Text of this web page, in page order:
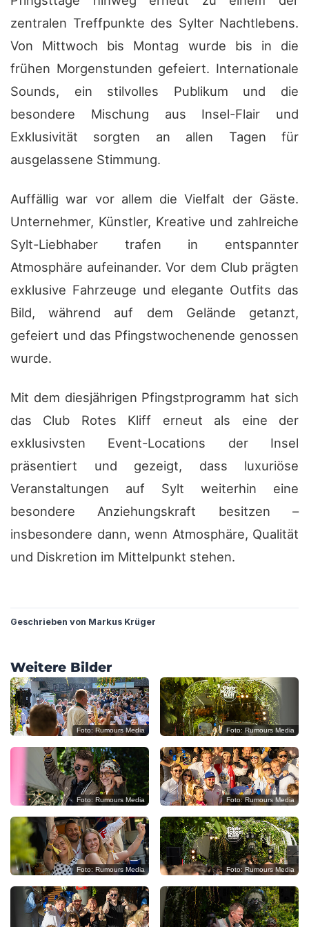
zentralen Treffpunkte des Sylter Nachtlebens.
Von Mittwoch bis Montag wurde bis in die
frühen Morgenstunden gefeiert. Internationale
Sounds, ein stilvolles Publikum und die
besondere Mischung aus Insel-Flair und
Exklusivität sorgten an allen Tagen für
ausgelassene Stimmung.
Auffällig war vor allem die Vielfalt der Gäste.
Unternehmer, Künstler, Kreative und zahlreiche
Sylt-Liebhaber trafen in entspannter
Atmosphäre aufeinander. Vor dem Club prägten
exklusive Fahrzeuge und elegante Outfits das
Bild, während auf dem Gelände getanzt,
gefeiert und das Pfingstwochenende genossen
wurde.
Mit dem diesjährigen Pfingstprogramm hat sich
das Club Rotes Kliff erneut als eine der
exklusivsten Event-Locations der Insel
präsentiert und gezeigt, dass luxuriöse
Veranstaltungen auf Sylt weiterhin eine
besondere Anziehungskraft besitzen –
insbesondere dann, wenn Atmosphäre, Qualität
und Diskretion im Mittelpunkt stehen.
?
?
?
?
?
O
P
Y
R
Geschrieben von Markus Krüger
Weitere Bilder
Foto: Rumours Media Foto: Rumours Media
Foto: Rumours Media Foto: Rumours Media
Foto: Rumours Media Foto: Rumours Media